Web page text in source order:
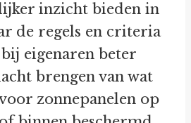
inzicht bieden in
de regels en criteria
eigenaren beter
brengen van wat
zonnepanelen op